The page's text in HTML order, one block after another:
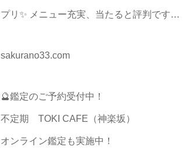
プリ✨ メニュー充実、当たると評判です…
sakurano33.com
🔮鑑定のご予約受付中！
不定期 TOKI CAFE（神楽坂）
オンライン鑑定も実施中！